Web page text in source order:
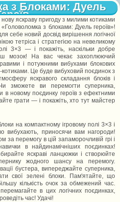
з Блоками: Дуель
яскраву пригоду з милими котиками
з блоками: Дуель героїв»!
себе новий досвід вирішення логічної
тетріса і стратегією на невеликому
3×3 — і покажіть, наскільки добре
мозок! На вас чекає захоплюючий
і потужними вибухами блокових
котиками. Це буде вибуховий поєдинок з
яскравого складання блоків і
зможете ви перемогти суперника,
в новому поєдинку героїв з ефектними
грати — і покажіть, хто тут майстер
на компактному ігровому полі 3×3 і
вибухають, приносячи вам нагороди!
за перемогу в цій запаморочливій грі і
в найдинамічніших поєдинках!
яскраві ланцюжки і створюйте
жодного шансу на перемогу.
бустера, випереджайте суперника,
свої зелені блоки. Пам'ятайте, що
кількість очок за обмежений час.
в цих логічних поєдинках,
час! Удачі!